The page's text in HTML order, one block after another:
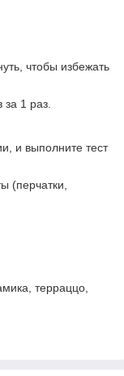
чтобы избежать
1 раз.
и выполните тест
(перчатки,
терраццо,